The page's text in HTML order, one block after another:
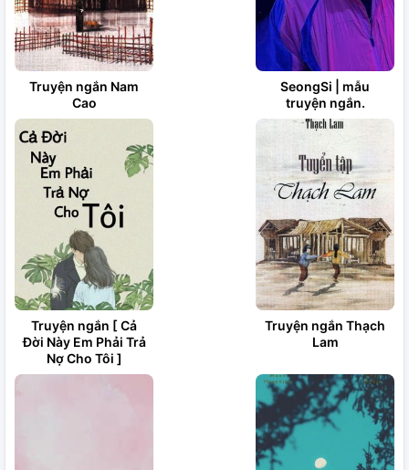
Truyện ngắn Nam
Cao
SeongSi | mẫu
truyện ngắn.
Truyện ngắn [ Cả
Đời Này Em Phải Trả
Nợ Cho Tôi ]
Truyện ngắn Thạch
Lam